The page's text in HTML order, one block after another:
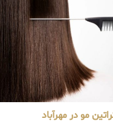
مو در مهرآباد